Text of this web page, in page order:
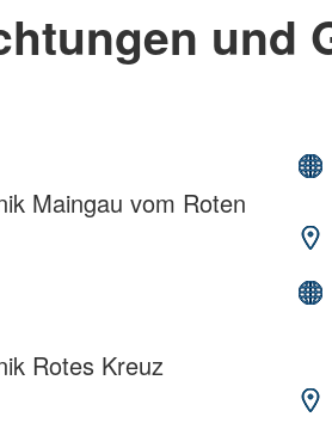
und
Maingau vom Roten
Rotes Kreuz